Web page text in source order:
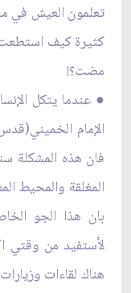
تعلمون العيش في
كثيرة كيف
مضت؟!
● عندما يتكل
الإمام
فان هذه المشكلة
المغلقة والمحيط
بان هذا الجو
لأستفيد من وقتي
هناك لقاءات